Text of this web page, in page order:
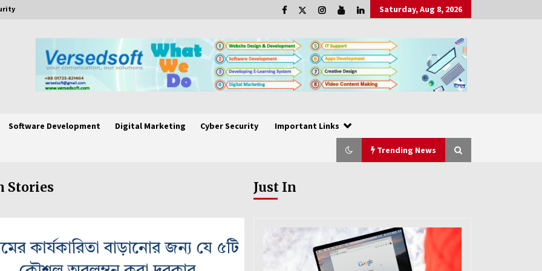
Saturday, Aug 8, 2026
Software Development Digital Marketing Cyber Security Important Links
Trending News
Stories Just In